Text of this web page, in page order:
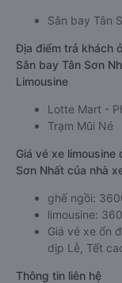
Sân bay Tân
Địa điểm trả khách
Sân bay Tân Sơn
Limousine
Lotte Mart -
Trạm Mũi Né
Giá vé xe limousine
Sơn Nhất của nhà
ghế ngồi:
limousine:
Giá vé xe ổn
dịp Lễ, Tết
Thông tin liên hệ